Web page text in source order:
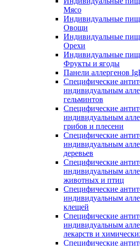
Мясо
Индивидуальные
Овощи
Индивидуальные
Орехи
Индивидуальные
Фрукты и ягоды
Панели аллергенов
Специфические
индивидуальным
гельминтов
Специфические
индивидуальным
грибов и плесени
Специфические
индивидуальным
деревьев
Специфические
индивидуальным
животных и птиц
Специфические
индивидуальным
клещей
Специфические
индивидуальным
лекарств и
Специфические